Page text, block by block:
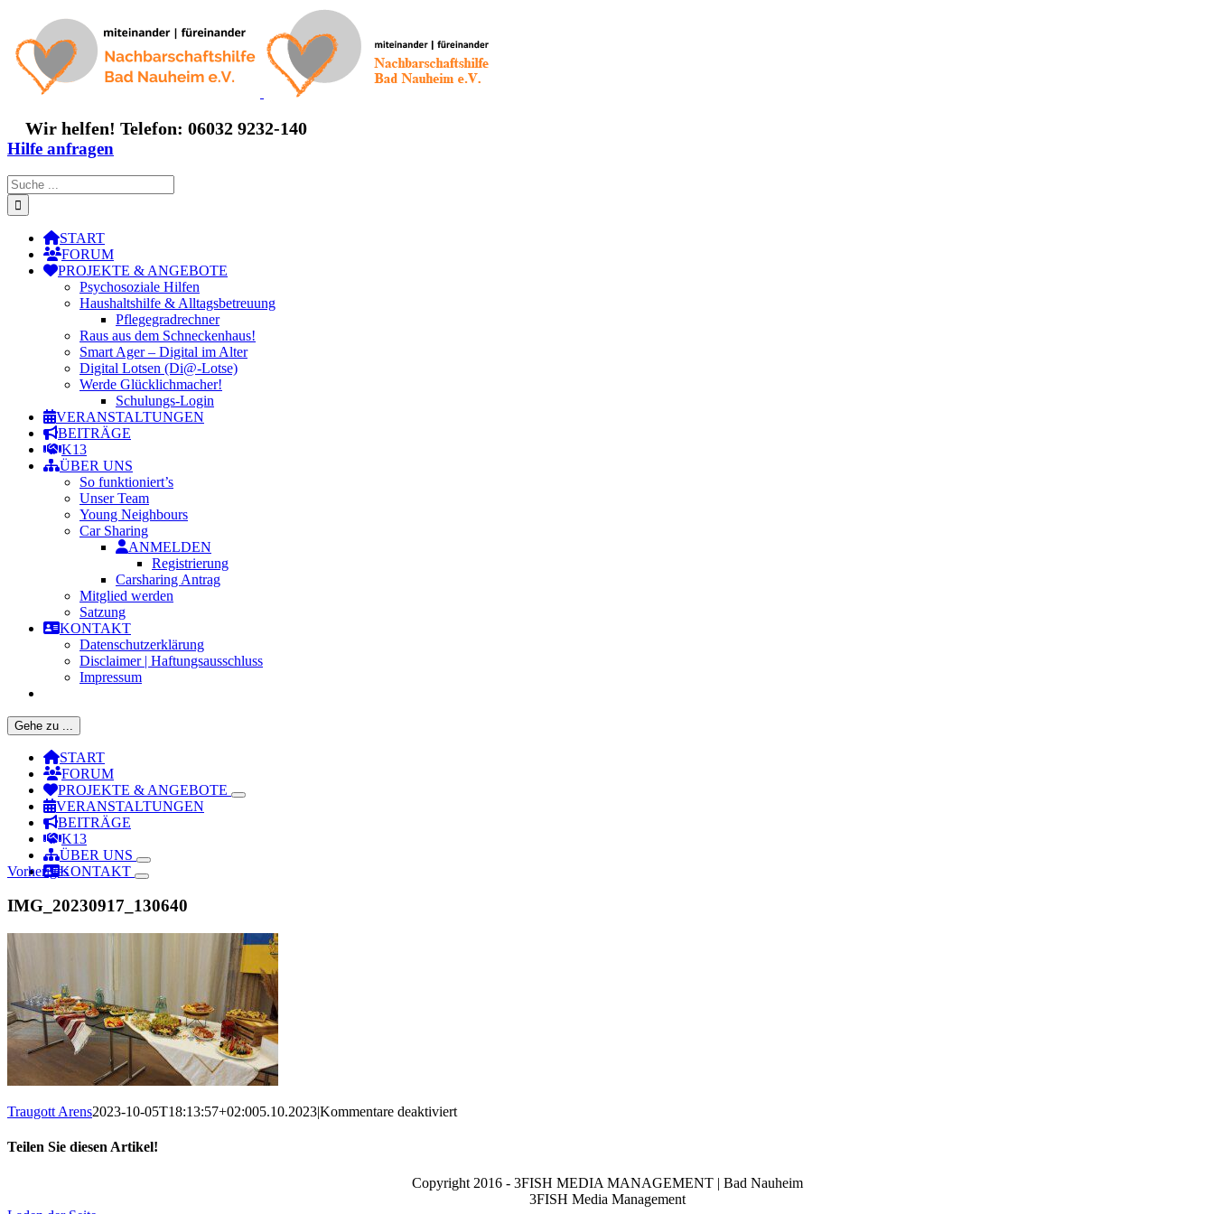
springen
Wir helfen! Telefon: 06032 9232-140
Hilfe anfragen
Suche
nach:
START
FORUM
PROJEKTE & ANGEBOTE
Psychosoziale Hilfen
Haushaltshilfe & Alltagsbetreuung
Pflegegradrechner
Raus aus dem Schneckenhaus!
Smart Ager – Digital im Alter
Digital Lotsen (Di@-Lotse)
Werde Glücklichmacher!
Schulungs-Login
VERANSTALTUNGEN
BEITRÄGE
K13
ÜBER UNS
So funktioniert’s
Unser Team
Young Neighbours
Car Sharing
ANMELDEN
Registrierung
Carsharing Antrag
Mitglied werden
Satzung
KONTAKT
Datenschutzerklärung
Disclaimer | Haftungsausschluss
Impressum
Gehe zu ...
START
FORUM
PROJEKTE & ANGEBOTE
VERANSTALTUNGEN
BEITRÄGE
K13
ÜBER UNS
KONTAKT
Vorheriges
IMG_20230917_130640
Traugott Arens2023-10-05T18:13:57+02:005.10.2023|Kommentare deaktiviertfür
Teilen Sie diesen Artikel!
Copyright 2016 - 3FISH MEDIA MANAGEMENT | Bad Nauheim
3FISH Media Management